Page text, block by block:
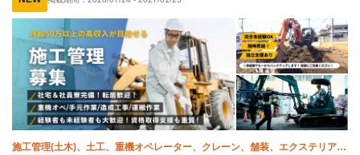
経験者優遇 有資格者優遇 直帰・直行OK
年末年始休暇 車・バイク通勤OK 残業ゼロ
施工管理(土木)、土工、重機オペレーター、クレーン、舗装、エクステリア・